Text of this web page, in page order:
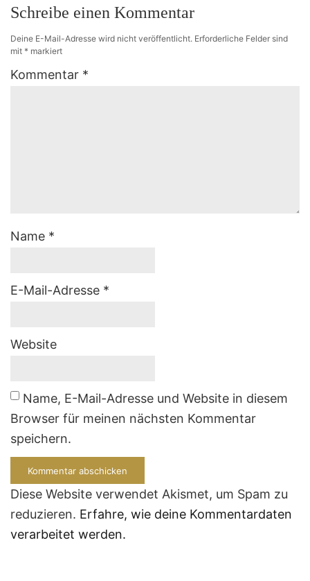
Schreibe einen Kommentar
Deine E-Mail-Adresse wird nicht veröffentlicht. Erforderliche Felder sind
mit * markiert
Kommentar *
Name *
E-Mail-Adresse *
Website
Name, E-Mail-Adresse und Website in diesem
Browser für meinen nächsten Kommentar
speichern.
Diese Website verwendet Akismet, um Spam zu
reduzieren. Erfahre, wie deine Kommentardaten
verarbeitet werden.